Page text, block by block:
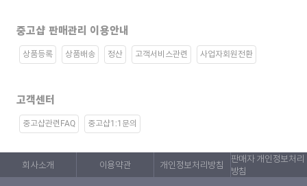
중고샵 판매관리 이용안내
상품등록 상품배송 정산 고객서비스관련 사업자회원전환
고객센터
중고샵관련FAQ 중고샵1:1문의
회사소개 이용약관 개인정보처리방침
판매자 개인정보처리
방침